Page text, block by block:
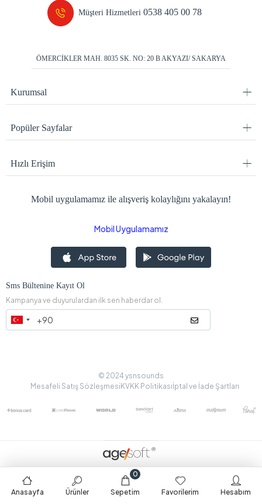
Müşteri Hizmetleri0538 405 00 78
ÖMERCİKLER MAH. 8035 SK. NO: 20 B AKYAZI/ SAKARYA
Kurumsal
Popüler Sayfalar
Hızlı Erişim
Mobil uygulamamız ile alışveriş kolaylığını yakalayın!
Mobil Uygulamamız
Sms Bültenine Kayıt Ol
Kampanya ve duyurulardan ilk sen haberdar ol.
© 2024 ysnsounds
Mesafeli Satış SözleşmesiKVKK Politikasıİptal ve İade Şartları
Anasayfa Ürünler Sepetim
0
Favorilerim Hesabım